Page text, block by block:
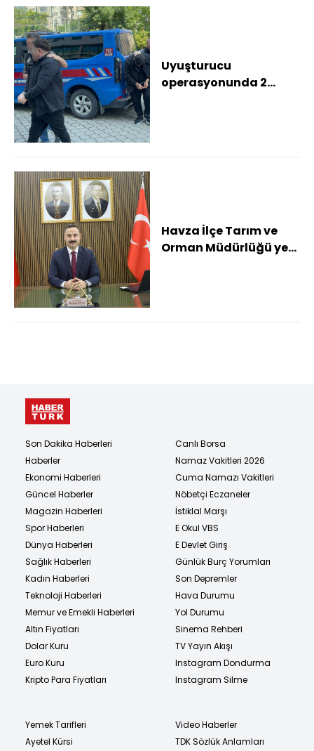
Uyuşturucu
operasyonunda 2
Havza İlçe Tarım ve
Orman Müdürlüğü yeni
Son Dakika Haberleri
Haberler
Ekonomi Haberleri
Güncel Haberler
Magazin Haberleri
Spor Haberleri
Dünya Haberleri
Sağlık Haberleri
Kadın Haberleri
Teknoloji Haberleri
Memur ve Emekli Haberleri
Altın Fiyatları
Dolar Kuru
Euro Kuru
Kripto Para Fiyatları
Canlı Borsa
Namaz Vakitleri 2026
Cuma Namazı Vakitleri
Nöbetçi Eczaneler
İstiklal Marşı
E Okul VBS
E Devlet Giriş
Günlük Burç Yorumları
Son Depremler
Hava Durumu
Yol Durumu
Sinema Rehberi
TV Yayın Akışı
Instagram Dondurma
Instagram Silme
Yemek Tarifleri
Ayetel Kürsi
Video Haberler
TDK Sözlük Anlamları